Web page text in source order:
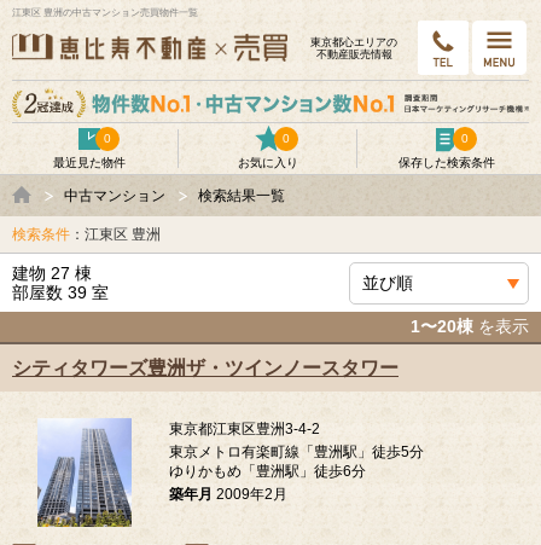
江東区 豊洲の中古マンション売買物件一覧
東京都⼼エリアの
不動産販売情報
最近見た物件
0
お気に入り
0
保存した検索条件
0
中古マンション 検索結果一覧
検索条件 ：江東区 豊洲
建物 27 棟
部屋数 39 室
1〜20棟 を表示
シティタワーズ豊洲ザ・ツインノースタワー
東京都江東区豊洲3-4-2
東京メトロ有楽町線「豊洲駅」徒歩5分
ゆりかもめ「豊洲駅」徒歩6分
築年月 2009年2月